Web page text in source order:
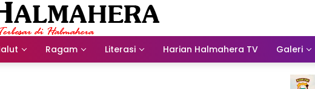
Ragam Literasi Harian Halmahera TV Galeri